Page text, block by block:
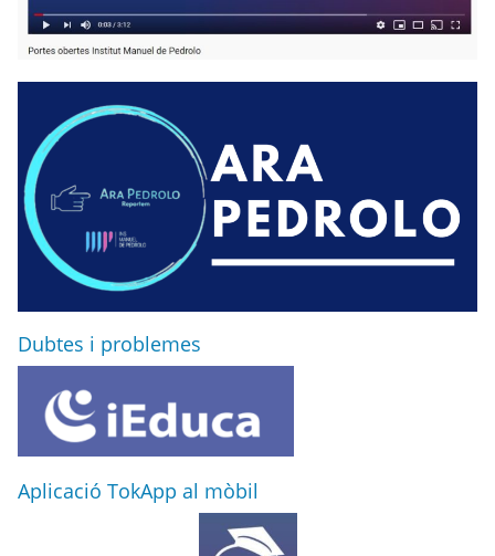
Dubtes i problemes
Aplicació TokApp al mòbil